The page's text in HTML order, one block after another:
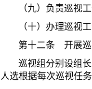
（九）负责巡视
（十）办理巡视
第十二条 开展巡
巡视组分别设组
人选根据每次巡视任